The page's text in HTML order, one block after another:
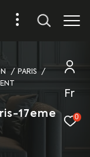
Fr
0
PARIS
17eme